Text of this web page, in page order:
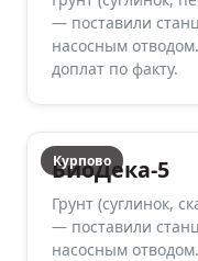
— поставили
насосным
доплат по факту.
Курпово
БиоДека-5
Грунт (суглинок,
— поставили
насосным